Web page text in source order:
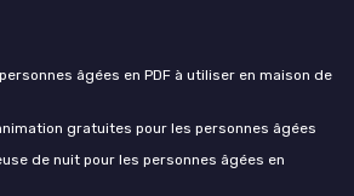
âgées en PDF à utiliser en maison de
gratuites pour les personnes âgées
de nuit pour les personnes âgées en